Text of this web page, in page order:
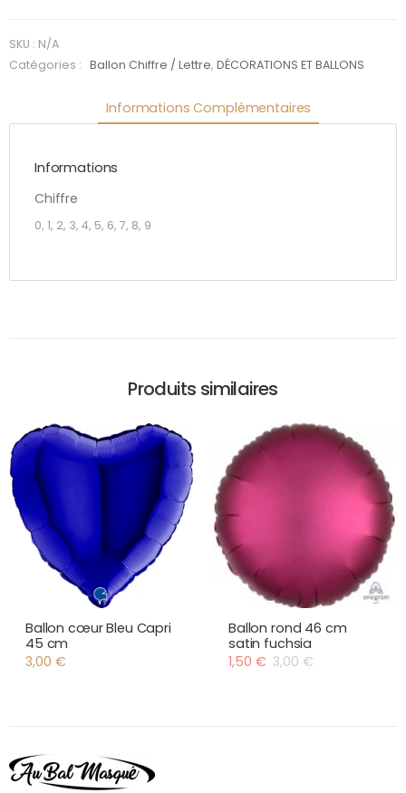
paillette
- 0 à 9
SKU : N/A
Catégories :
Ballon Chiffre / Lettre,DÉCORATIONS ET BALLONS
Informations Complémentaires
Informations
Chiffre
0, 1, 2, 3, 4, 5, 6, 7, 8, 9
Produits similaires
Ballon cœur Bleu Capri
45 cm
3,00 €
Ballon rond 46 cm
satin fuchsia
3,00 €
Le
1,50 €
Le